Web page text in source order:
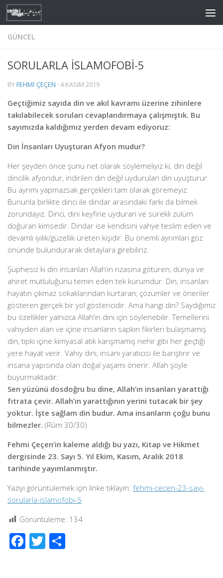
Skip to content
GÜNCEL
SORULARLA İSLAMOFOBİ-5
BYFEHMI ÇEÇEN · 4 KASIM 2019
Geçtiğimiz sayıda din ve akıl kavramı üzerine zihinlere
takılabilecek soruları cevaplandırmaya çalışmıştık. Bu
sayımızda kaldığımız yerden devam ediyoruz:
Din İnsanları Uyuşturan Afyon mudur?
Her şeyden önce şunu net olarak söylemeliyiz ki; din değil
dincilik afyondur, indirilen din değil uydurulan din uyuşturur.
Bu ayrımı yapmazsak gerçekleri tam olarak göremeyiz.
Bununla birlikte dinci ile dindar arasındaki farkı da bilmek
zorundayız. Dinci, dini keyfine uyduran ve sürekli zulüm
doğuran kimsedir. Dindar ise kendisini vahye teslim eden ve
devamlı iyilik/güzellik üreten kişidir. Bu önemli ayrımları göz
önünde bulundurarak detaylara girebiliriz.
Şüphesiz ki din insanları Allah’ın rızasına götüren, dünya ve
ahiret mutluluğunu temin eden tek kurumdur. Din, insanları
hayatın çıkmaz sokaklarından kurtaran, çözümler ve öneriler
gösteren gerçek bir yol göstericidir. Ama hangi din? Saydığımız
bu özellikler yalnızca Allah’ın dini için söylenebilir. Temellerini
vahiyden alan ve içine insanların sapkın fikirleri bulaşmamış
din, tıpkı içine kimyasal atık karışmamış nehir gibi her geçtiği
yere hayat verir. Vahiy dini, insanı yaratıcısı ile barıştırır ve
insana yapısında olan doğal yaşamı önerir. Allah şöyle
buyurmaktadır:
Sen yüzünü dosdoğru bu dine, Allah’ın insanları yarattığı
fıtrata çevir. Allah’ın yarattığının yerini tutacak bir şey
yoktur. İşte sağlam din budur. Ama insanların çoğu bunu
bilmezler. (Rûm 30/30)
Fehmi Çeçen’in kaleme aldığı bu yazı, Kitap ve Hikmet
dergisinde 23. Sayı 5. Yıl Ekim, Kasım, Aralık 2018
tarihinde yayımlanmıştır.
Yazıyı görüntülemek için linke tıklayın: fehmi-cecen-23-sayi-
sorularla-islamofobi-5
Görüntüleme: 134
Facebook
Twitter